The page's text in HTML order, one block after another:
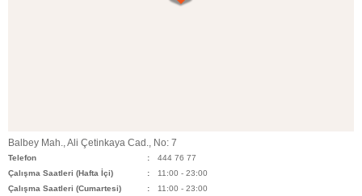
Balbey Mah., Ali Çetinkaya Cad., No: 7
Telefon
444 76 77
Çalışma Saatleri (Hafta İçi)
11:00 - 23:00
Çalışma Saatleri (Cumartesi)
11:00 - 23:00